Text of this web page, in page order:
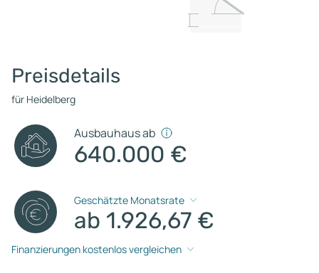
Preisdetails
für Heidelberg
Ausbauhaus ab
640.000 €
Geschätzte Monatsrate
ab 1.926,67 €
Finanzierungen kostenlos vergleichen